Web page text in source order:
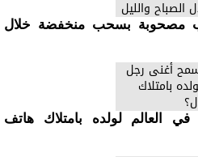
مصحوبة بسحب منخفضة خلال
العالم لولده بامتلاك هاتف